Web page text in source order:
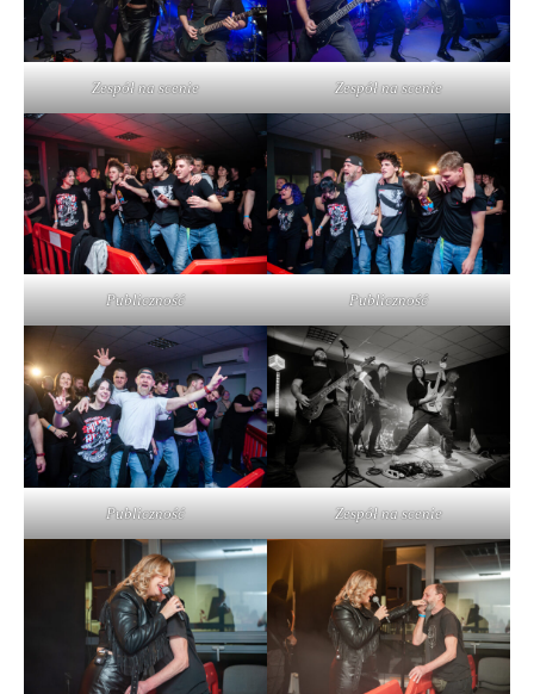
Zespół na scenie Zespół na scenie
Publiczność Publiczność
Publiczność Zespół na scenie